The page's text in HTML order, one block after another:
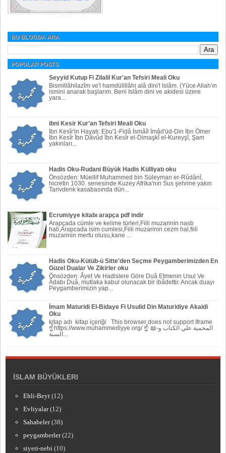
BU BLOGDA ARA
POPULAR POSTS
Seyyid Kutup Fi Zilalil Kur'an Tefsiri Meali Oku
Bismillâhilazîm ve'l hamdülillâhi alâ dini'l Islâm. (Yüce Allah'ın
ismini anarak başlarım. Beni Islâm dini ve akidesi üzere
yara...
ibni Kesir Kur'an Tefsiri Meali Oku
İbn Kesîr'in Hayatı: Ebu'1-Fidâ İsmâîl İmâd'üd-Din İbn Ömer
İbn Kesîr İbn Dâvûd îbn Kesîr el-Dimaşkî el-Kureyşî, Şam
yakınları...
Hadis Oku-Rudani Büyük Hadis Külliyatı oku
Önsözden: Müellif Muhammed bin Süleyman er-Rûdânî,
hicretin 1030. senesinde Kuzey Afrika'nın Sus şehrine yakın
Tarivdenk kasabasında dün...
Ecrumiyye kitabı arapça pdf indir
Arapçada cümle ve kelime türleri,Fiili muzarinin nasb
hali,Arapcada isim cumlesi,Fiili muzarinin cezm hal,fiili
muzarinin merfu olusu,kane ...
Hadis Oku-Kütüb-ü Sitte'den Seçme Peygamberimizden En
Güzel Dualar Ve Zikirler oku
Önsözden: Âyet Ve Hadislere Göre Duâ Etmenin Usul Ve
Âdabı Duâ, mutlaka kabul olunacak bir ibâdettir. Ancak duayı
Peygamberi­mizin yap...
İmam Maturidi El-Bidaye Fi Usulid Din Maturidiye Akaidi
Oku
kitap adı kitap içeriği This browser does not support Iframe
☝https://www.muhammediyye.org/ ☝ 📖-المحمية علي الكتاب و
İSLAM BÜYÜKLERI
Ehli-Beyt (12)
Evliyalar (12)
Sahabeler (38)
peygamberler (22)
siyeri-nebi (10)